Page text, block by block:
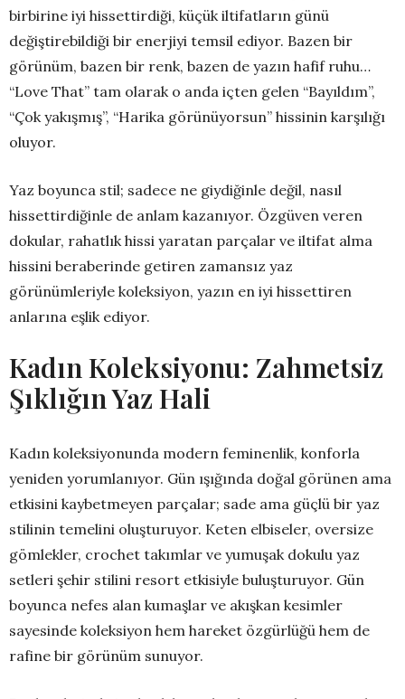
birbirine iyi hissettirdiği, küçük iltifatların günü
değiştirebildiği bir enerjiyi temsil ediyor. Bazen bir
görünüm, bazen bir renk, bazen de yazın hafif ruhu…
“Love That” tam olarak o anda içten gelen “Bayıldım”,
“Çok yakışmış”, “Harika görünüyorsun” hissinin karşılığı
oluyor.
Yaz boyunca stil; sadece ne giydiğinle değil, nasıl
hissettirdiğinle de anlam kazanıyor. Özgüven veren
dokular, rahatlık hissi yaratan parçalar ve iltifat alma
hissini beraberinde getiren zamansız yaz
görünümleriyle koleksiyon, yazın en iyi hissettiren
anlarına eşlik ediyor.
Kadın Koleksiyonu: Zahmetsiz
Şıklığın Yaz Hali
Kadın koleksiyonunda modern feminenlik, konforla
yeniden yorumlanıyor. Gün ışığında doğal görünen ama
etkisini kaybetmeyen parçalar; sade ama güçlü bir yaz
stilinin temelini oluşturuyor. Keten elbiseler, oversize
gömlekler, crochet takımlar ve yumuşak dokulu yaz
setleri şehir stilini resort etkisiyle buluşturuyor. Gün
boyunca nefes alan kumaşlar ve akışkan kesimler
sayesinde koleksiyon hem hareket özgürlüğü hem de
rafine bir görünüm sunuyor.